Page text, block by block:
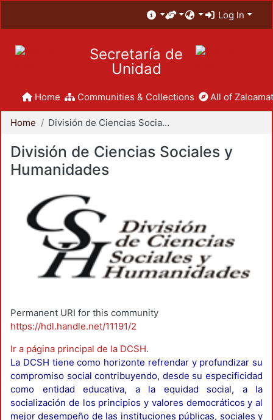
Log In
Secretaría de
Unidad
Home Communities & Collections All of
Home División de Ciencias Sociales y Humanidades
División de Ciencias Sociales y
Humanidades
Permanent URI for this community
https://hdl.handle.net/11191/2
Ir a página principal de la DCSH.
La DCSH tiene como horizonte refrendar y profundizar su
compromiso social contribuyendo, desde su especificidad
como entidad educativa, a la equidad social, a la
socialización de los principios y valores democráticos y al
mejor desempeño de las instituciones públicas, sociales y